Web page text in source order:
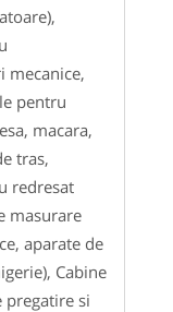
mecanice,
pentru
macara,
tras,
redresat
masurare
aparate de
Cabine
pregatire si